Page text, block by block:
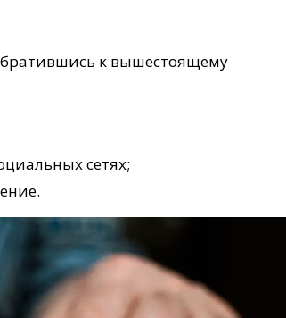
к вышестоящему
сетях;